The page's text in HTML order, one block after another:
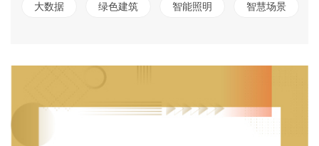
大数据 绿色建筑 智能照明 智慧场景